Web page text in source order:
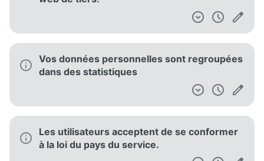
Vos données personnelles sont regroupées
dans des statistiques
Les utilisateurs acceptent de se conformer
à la loi du pays du service.